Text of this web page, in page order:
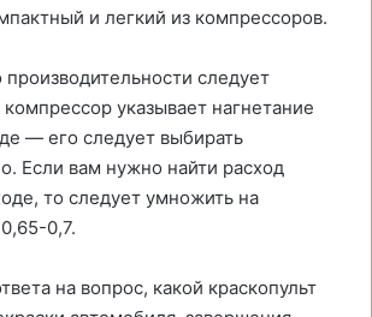
и легкий из компрессоров.
следует
компрессор указывает нагнетание
— его следует выбирать
Если вам нужно найти расход
то следует умножить на
0,7.
на вопрос, какой краскопульт